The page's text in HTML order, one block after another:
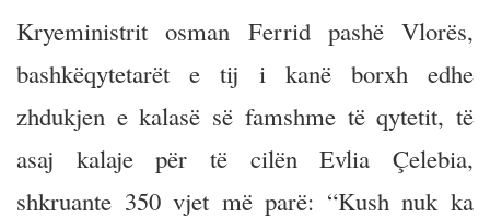
Kryeministrit osman Ferrid pashë Vlorës,
bashkëqytetarët e tij i kanë borxh edhe
zhdukjen e kalasë së famshme të qytetit, të
asaj kalaje për të cilën Evlia Çelebia,
shkruante 350 vjet më parë: “Kush nuk ka